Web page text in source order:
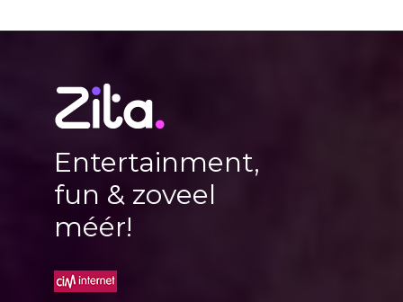
Entertainment,
fun & zoveel
méér!